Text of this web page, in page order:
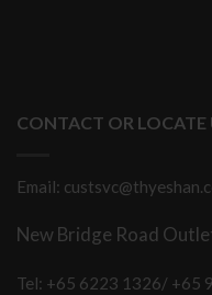
CONTACT OR LOCATE
Email:
New Bridge Road
Tel: +65 6223 1326/ +65